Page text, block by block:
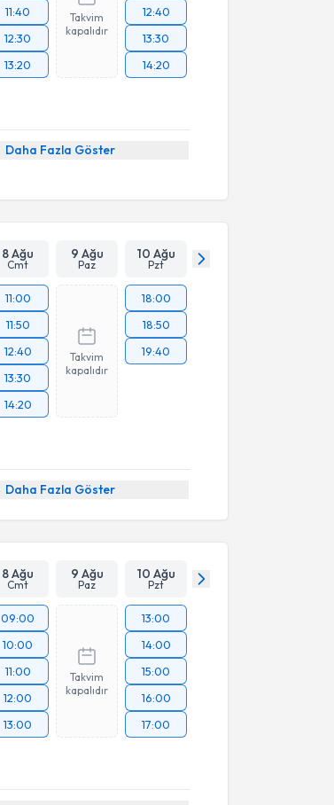
11:40
12:30
13:20
Takvim
kapalıdır
12:40
13:30
14:20
Daha Fazla Göster
8 Ağu
Cmt
9 Ağu
Paz
10 Ağu
Pzt
11:00
11:50
12:40
13:30
14:20
Takvim
kapalıdır
18:00
18:50
19:40
Daha Fazla Göster
8 Ağu
Cmt
9 Ağu
Paz
10 Ağu
Pzt
09:00
10:00
11:00
12:00
13:00
Takvim
kapalıdır
13:00
14:00
15:00
16:00
17:00